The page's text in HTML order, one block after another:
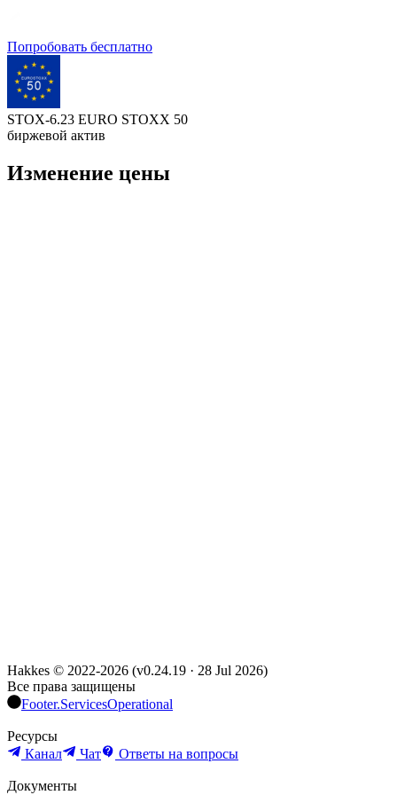
Попробовать бесплатно
STOX-6.23 EURO STOXX 50
биржевой актив
Изменение цены
Hakkes © 2022-2026 (v0.24.19 · 28 Jul 2026)
Все права защищены
Footer.ServicesOperational
Ресурсы
Канал
Чат Ответы на вопросы
Документы